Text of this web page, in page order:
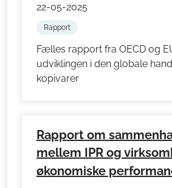
22-05-2025
Rapport
Fælles rapport fra OECD og
udviklingen i den globale
kopivarer
Rapport om
mellem IPR og
økonomiske